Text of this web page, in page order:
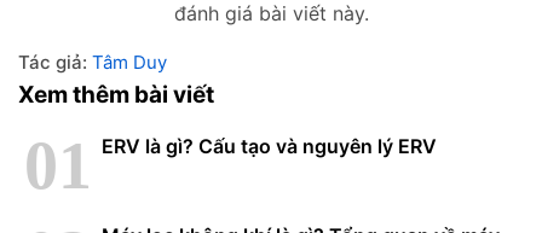
đánh giá bài viết này.
Tác giả: Tâm Duy
Xem thêm bài viết
ERV là gì? Cấu tạo và nguyên lý ERV